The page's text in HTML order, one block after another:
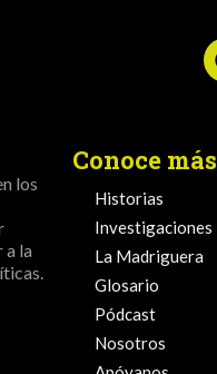
los
a la
Conoce más
Historias
Investigaciones
La Madriguera
Glosario
Pódcast
Nosotros